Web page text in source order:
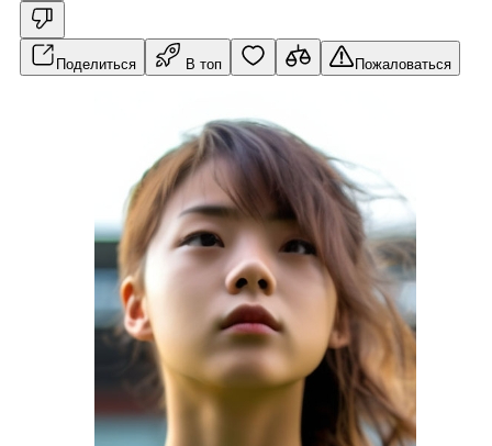
Поделиться В топ Пожаловаться